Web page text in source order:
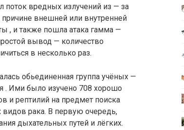
поток вредных излучений из — за
внешней или внутренней
, и также пошла атака гамма —
вывод — количество
в несколько раз.
обьединенная группа учёных —
. Ими было изучено 708 хорошо
и рептилий на предмет поиска
видов рака. В первую очередь,
дыхательных путей и лёгких.